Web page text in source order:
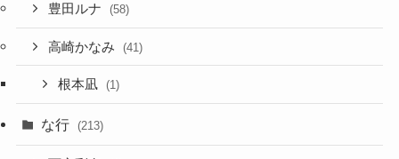
豊田ルナ (58)
高崎かなみ (41)
根本凪 (1)
な行 (213)